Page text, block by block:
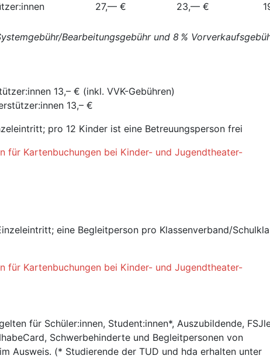
27,— € 23,— €
Bearbeitungsgebühr und 8 %
13,– € (inkl. VVK-Gebühren)
13,– €
pro 12 Kinder ist eine Betreuungsperson frei
für Kartenbuchungen bei Kinder- und Jugendtheater-
eine Begleitperson pro Klassenverband/
für Kartenbuchungen bei Kinder- und Jugendtheater-
für Schüler:innen, Student:innen*, Auszubildende,
Schwerbehinderte und Begleitpersonen von
Ausweis. (* Studierende der TUD und hda erhalten unter